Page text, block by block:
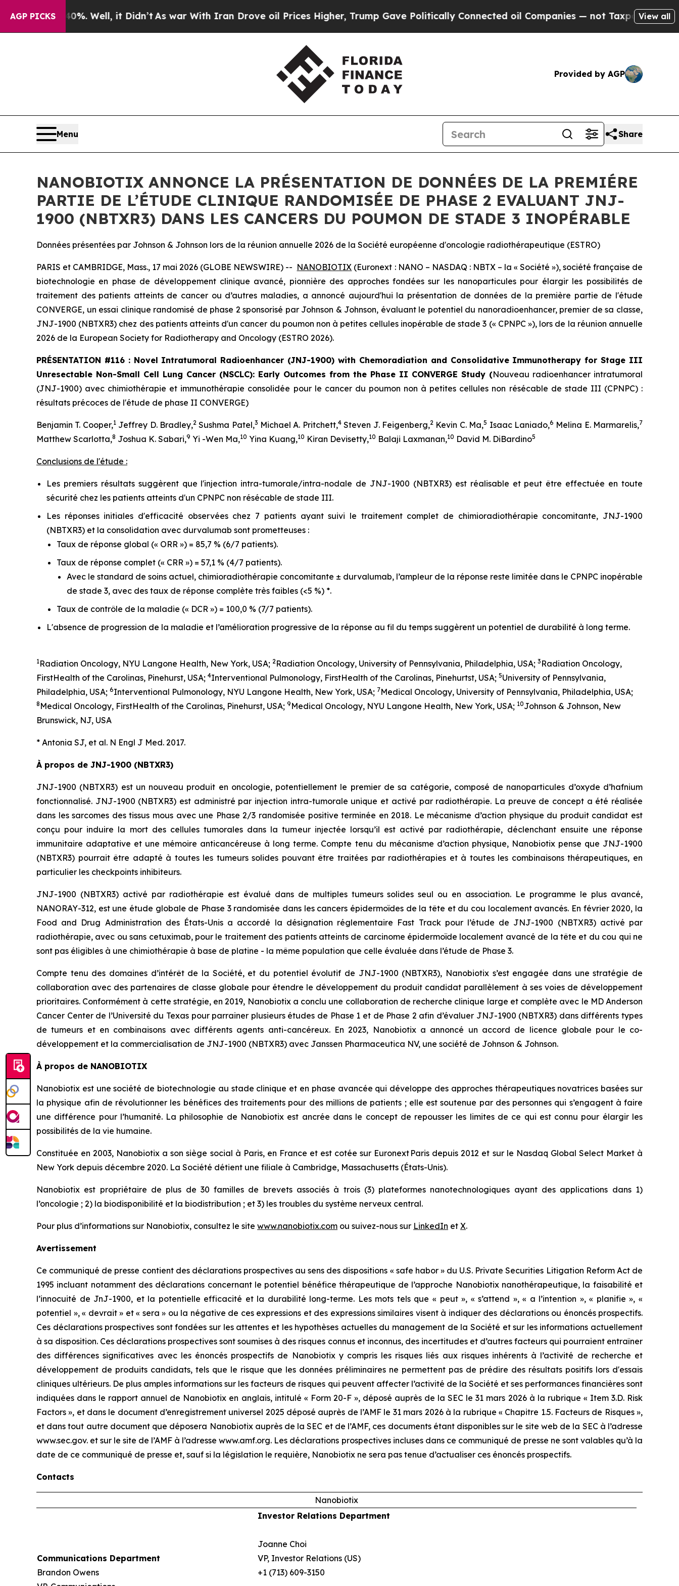
AGP PICKS
Well, it Didn’t As war With Iran Drove oil Prices Higher, Trump Gave Politically Connected oil Companies — not Taxpayers — the Chance to
View all
Provided by AGP
Menu Share
NANOBIOTIX ANNONCE LA PRÉSENTATION DE DONNÉES DE LA PREMIÉRE
PARTIE DE L’ÉTUDE CLINIQUE RANDOMISÉE DE PHASE 2 EVALUANT JNJ-
1900 (NBTXR3) DANS LES CANCERS DU POUMON DE STADE 3 INOPÉRABLE
Données présentées par Johnson & Johnson lors de la réunion annuelle 2026 de la Société européenne d'oncologie radiothérapeutique (ESTRO)
PARIS et CAMBRIDGE, Mass., 17 mai 2026 (GLOBE NEWSWIRE) -- NANOBIOTIX (Euronext : NANO – NASDAQ : NBTX – la « Société »), société française de
biotechnologie en phase de développement clinique avancé, pionnière des approches fondées sur les nanoparticules pour élargir les possibilités de
traitement des patients atteints de cancer ou d’autres maladies, a annoncé aujourd'hui la présentation de données de la première partie de l'étude
CONVERGE, un essai clinique randomisé de phase 2 sponsorisé par Johnson & Johnson, évaluant le potentiel du nanoradioenhancer, premier de sa classe,
JNJ-1900 (NBTXR3) chez des patients atteints d'un cancer du poumon non à petites cellules inopérable de stade 3 (« CPNPC »), lors de la réunion annuelle
2026 de la European Society for Radiotherapy and Oncology (ESTRO 2026).
PRÉSENTATION #116 : Novel Intratumoral Radioenhancer (JNJ-1900) with Chemoradiation and Consolidative Immunotherapy for Stage III
Unresectable Non-Small Cell Lung Cancer (NSCLC): Early Outcomes from the Phase II CONVERGE Study (Nouveau radioenhancer intratumoral
(JNJ-1900) avec chimiothérapie et immunothérapie consolidée pour le cancer du poumon non à petites cellules non résécable de stade III (CPNPC) :
résultats précoces de l'étude de phase II CONVERGE)
Benjamin T. Cooper,1Jeffrey D. Bradley,2Sushma Patel,3 Michael A. Pritchett,4Steven J. Feigenberg,2 Kevin C. Ma,5 Isaac Laniado,6 Melina E. Marmarelis,7
Matthew Scarlotta,8 Joshua K. Sabari,9 Yi -Wen Ma,10 Yina Kuang,10 Kiran Devisetty,10 Balaji Laxmanan,10 David M. DiBardino5
Conclusions de l'étude :
Les premiers résultats suggèrent que l'injection intra-tumorale/intra-nodale de JNJ-1900 (NBTXR3) est réalisable et peut être effectuée en toute
sécurité chez les patients atteints d'un CPNPC non résécable de stade III.
Les réponses initiales d'efficacité observées chez 7 patients ayant suivi le traitement complet de chimioradiothérapie concomitante, JNJ-1900
(NBTXR3) et la consolidation avec durvalumab sont prometteuses :
Taux de réponse global (« ORR ») = 85,7 % (6/7 patients).
Taux de réponse complet (« CRR ») = 57,1 % (4/7 patients).
Avec le standard de soins actuel, chimioradiothérapie concomitante ± durvalumab, l’ampleur de la réponse reste limitée dans le CPNPC inopérable
de stade 3, avec des taux de réponse complète très faibles (<5 %) *.
Taux de contrôle de la maladie (« DCR ») = 100,0 % (7/7 patients).
L'absence de progression de la maladie et l’amélioration progressive de la réponse au fil du temps suggèrent un potentiel de durabilité à long terme.
1Radiation Oncology, NYU Langone Health, New York, USA; 2Radiation Oncology, University of Pennsylvania, Philadelphia, USA; 3 Radiation Oncology,
FirstHealth of the Carolinas, Pinehurst, USA; 4Interventional Pulmonology, FirstHealth of the Carolinas, Pinehurtst, USA; 5University of Pennsylvania,
Philadelphia, USA; 6Interventional Pulmonology, NYU Langone Health, New York, USA; 7Medical Oncology, University of Pennsylvania, Philadelphia, USA;
8 Medical Oncology, FirstHealth of the Carolinas, Pinehurst, USA; 9 Medical Oncology, NYU Langone Health, New York, USA; 10Johnson & Johnson, New
Brunswick, NJ, USA
* Antonia SJ, et al. N Engl J Med. 2017.
À propos de JNJ-1900 (NBTXR3)
JNJ-1900 (NBTXR3) est un nouveau produit en oncologie, potentiellement le premier de sa catégorie, composé de nanoparticules d’oxyde d’hafnium
fonctionnalisé. JNJ-1900 (NBTXR3) est administré par injection intra-tumorale unique et activé par radiothérapie. La preuve de concept a été réalisée
dans les sarcomes des tissus mous avec une Phase 2/3 randomisée positive terminée en 2018. Le mécanisme d’action physique du produit candidat est
conçu pour induire la mort des cellules tumorales dans la tumeur injectée lorsqu’il est activé par radiothérapie, déclenchant ensuite une réponse
immunitaire adaptative et une mémoire anticancéreuse à long terme. Compte tenu du mécanisme d’action physique, Nanobiotix pense que JNJ-1900
(NBTXR3) pourrait être adapté à toutes les tumeurs solides pouvant être traitées par radiothérapies et à toutes les combinaisons thérapeutiques, en
particulier les checkpoints inhibiteurs.
JNJ-1900 (NBTXR3) activé par radiothérapie est évalué dans de multiples tumeurs solides seul ou en association. Le programme le plus avancé,
NANORAY-312, est une étude globale de Phase 3 randomisée dans les cancers épidermoïdes de la tête et du cou localement avancés. En février 2020, la
Food and Drug Administration des États-Unis a accordé la désignation réglementaire Fast Track pour l’étude de JNJ-1900 (NBTXR3) activé par
radiothérapie, avec ou sans cetuximab, pour le traitement des patients atteints de carcinome épidermoïde localement avancé de la tête et du cou qui ne
sont pas éligibles à une chimiothérapie à base de platine - la même population que celle évaluée dans l’étude de Phase 3.
Compte tenu des domaines d’intérêt de la Société, et du potentiel évolutif de JNJ-1900 (NBTXR3), Nanobiotix s’est engagée dans une stratégie de
collaboration avec des partenaires de classe globale pour étendre le développement du produit candidat parallèlement à ses voies de développement
prioritaires. Conformément à cette stratégie, en 2019, Nanobiotix a conclu une collaboration de recherche clinique large et complète avec le MD Anderson
Cancer Center de l’Université du Texas pour parrainer plusieurs études de Phase 1 et de Phase 2 afin d’évaluer JNJ-1900 (NBTXR3) dans différents types
de tumeurs et en combinaisons avec différents agents anti-cancéreux. En 2023, Nanobiotix a annoncé un accord de licence globale pour le co-
développement et la commercialisation de JNJ-1900 (NBTXR3) avec Janssen Pharmaceutica NV, une société de Johnson & Johnson.
À propos de NANOBIOTIX
Nanobiotix est une société de biotechnologie au stade clinique et en phase avancée qui développe des approches thérapeutiques novatrices basées sur
la physique afin de révolutionner les bénéfices des traitements pour des millions de patients ; elle est soutenue par des personnes qui s’engagent à faire
une différence pour l’humanité. La philosophie de Nanobiotix est ancrée dans le concept de repousser les limites de ce qui est connu pour élargir les
possibilités de la vie humaine.
Constituée en 2003, Nanobiotix a son siège social à Paris, en France et est cotée sur Euronext Paris depuis 2012 et sur le Nasdaq Global Select Market à
New York depuis décembre 2020. La Société détient une filiale à Cambridge, Massachusetts (États-Unis).
Nanobiotix est propriétaire de plus de 30 familles de brevets associés à trois (3) plateformes nanotechnologiques ayant des applications dans 1)
l’oncologie ; 2) la biodisponibilité et la biodistribution ; et 3) les troubles du système nerveux central.
Pour plus d’informations sur Nanobiotix, consultez le site www.nanobiotix.com ou suivez-nous sur LinkedIn et X.
Avertissement
Ce communiqué de presse contient des déclarations prospectives au sens des dispositions « safe habor » du U.S. Private Securities Litigation Reform Act de
1995 incluant notamment des déclarations concernant le potentiel bénéfice thérapeutique de l’approche Nanobiotix nanothérapeutique, la faisabilité et
l’innocuité de JnJ-1900, et la potentielle efficacité et la durabilité long-terme. Les mots tels que « peut », « s’attend », « a l’intention », « planifie », «
potentiel », « devrait » et « sera » ou la négative de ces expressions et des expressions similaires visent à indiquer des déclarations ou énoncés prospectifs.
Ces déclarations prospectives sont fondées sur les attentes et les hypothèses actuelles du management de la Société et sur les informations actuellement
à sa disposition. Ces déclarations prospectives sont soumises à des risques connus et inconnus, des incertitudes et d’autres facteurs qui pourraient entraîner
des différences significatives avec les énoncés prospectifs de Nanobiotix y compris les risques liés aux risques inhérents à l’activité de recherche et
développement de produits candidats, tels que le risque que les données préliminaires ne permettent pas de prédire des résultats positifs lors d'essais
cliniques ultérieurs. De plus amples informations sur les facteurs de risques qui peuvent affecter l’activité de la Société et ses performances financières sont
indiquées dans le rapport annuel de Nanobiotix en anglais, intitulé « Form 20-F », déposé auprès de la SEC le 31 mars 2026 à la rubrique « Item 3.D. Risk
Factors », et dans le document d’enregistrement universel 2025 déposé auprès de l’AMF le 31 mars 2026 à la rubrique « Chapitre 1.5. Facteurs de Risques »,
et dans tout autre document que déposera Nanobiotix auprès de la SEC et de l’AMF, ces documents étant disponibles sur le site web de la SEC à l’adresse
www.sec.gov. et sur le site de l’AMF à l’adresse www.amf.org. Les déclarations prospectives incluses dans ce communiqué de presse ne sont valables qu’à la
date de ce communiqué de presse et, sauf si la législation le requière, Nanobiotix ne sera pas tenue d’actualiser ces énoncés prospectifs.
Contacts
Nanobiotix
Communications Department
Brandon Owens
Investor Relations Department
Joanne Choi
VP, Investor Relations (US)
+1 (713) 609-3150